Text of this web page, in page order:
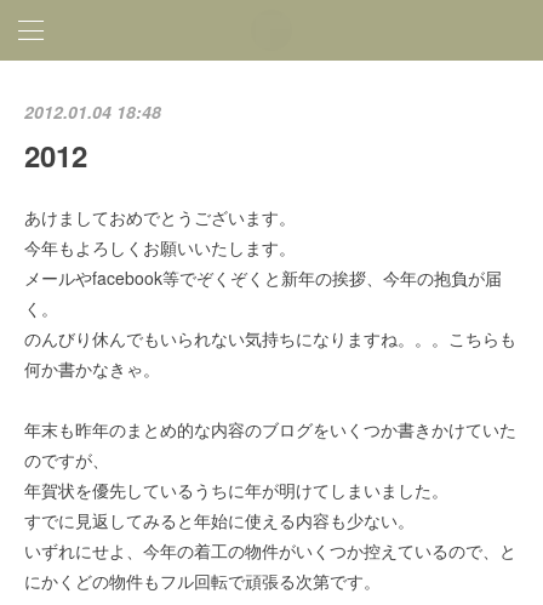
2012.01.04 18:48
2012
あけましておめでとうございます。
今年もよろしくお願いいたします。
メールやfacebook等でぞくぞくと新年の挨拶、今年の抱負が届
く。
のんびり休んでもいられない気持ちになりますね。。。こちらも
何か書かなきゃ。
年末も昨年のまとめ的な内容のブログをいくつか書きかけていた
のですが、
年賀状を優先しているうちに年が明けてしまいました。
すでに見返してみると年始に使える内容も少ない。
いずれにせよ、今年の着工の物件がいくつか控えているので、と
にかくどの物件もフル回転で頑張る次第です。